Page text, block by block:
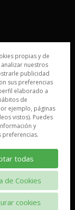
propias y de
nuestros
publicidad
sus preferencias
elaborado a
de
ejemplo, páginas
vistos). Puedes
y
preferencias.
todas
de Cookies
cookies